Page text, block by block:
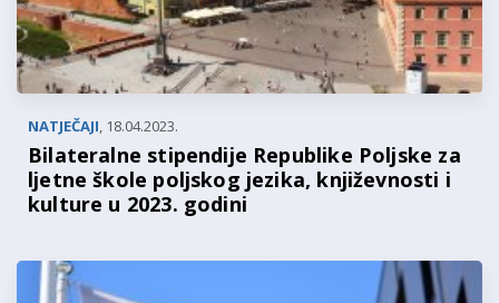
NATJEČAJI, 18.04.2023.
Bilateralne stipendije Republike Poljske za
ljetne škole poljskog jezika, književnosti i
kulture u 2023. godini